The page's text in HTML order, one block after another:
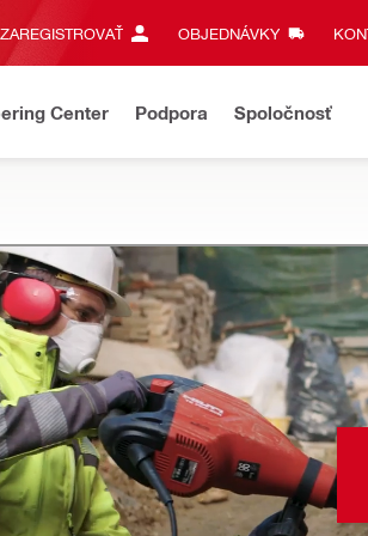
OBJEDNÁVKY
Center Podpora Spoločnosť